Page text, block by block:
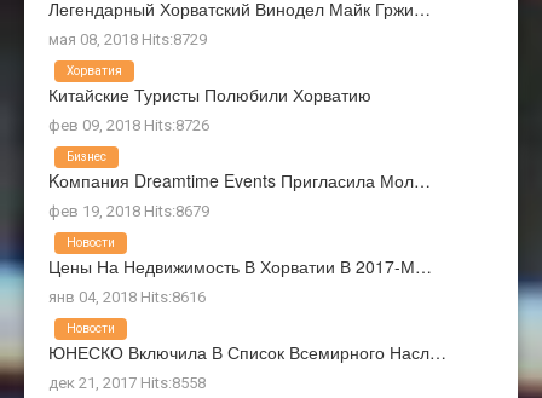
Легендарный Хорватский Винодел Майк Гржи…
мая 08, 2018 Hits:8729
Китайские Туристы Полюбили Хорватию
фев 09, 2018 Hits:8726
Хорватия
Kомпания Dreamtime Events Пригласила Мол…
фев 19, 2018 Hits:8679
Бизнес
Цены На Недвижимость В Хорватии В 2017-М…
янв 04, 2018 Hits:8616
Новости
ЮНЕСКО Включила В Список Всемирного Насл…
дек 21, 2017 Hits:8558
Новости